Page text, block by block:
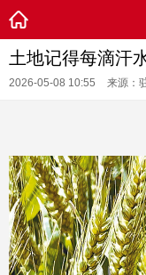
土地记得每滴汗
2026-05-08 10:55 来源：